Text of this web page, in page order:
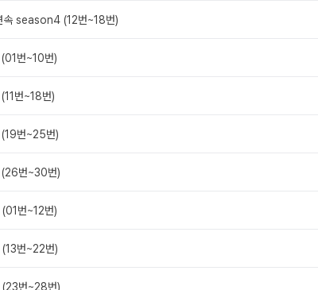
속 season4 (12번~18번)
번~10번)
번~18번)
번~25번)
번~30번)
번~12번)
번~22번)
번~28번)